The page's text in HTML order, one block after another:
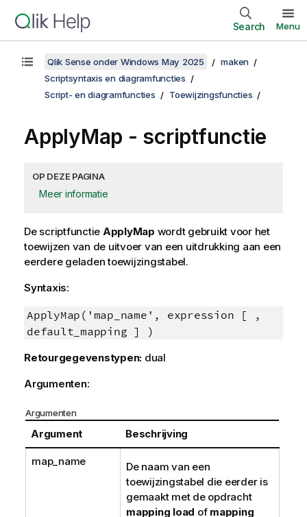
Search Menu
Qlik Sense onder Windows May 2025
maken
Scriptsyntaxis en diagramfuncties
Script- en diagramfuncties
Toewijzingsfuncties
ApplyMap - scriptfunctie
OP DEZE PAGINA
Meer informatie
De scriptfunctie ApplyMap wordt gebruikt voor het
toewijzen van de uitvoer van een uitdrukking aan een
eerdere geladen toewijzingstabel.
Syntaxis:
ApplyMap('map_name', expression [ ,
default_mapping ] )
Retourgegevenstypen: dual
Argumenten:
Argumenten
Argument Beschrijving
map_name
De naam van een
toewijzingstabel die eerder is
gemaakt met de opdracht
mapping load of mapping